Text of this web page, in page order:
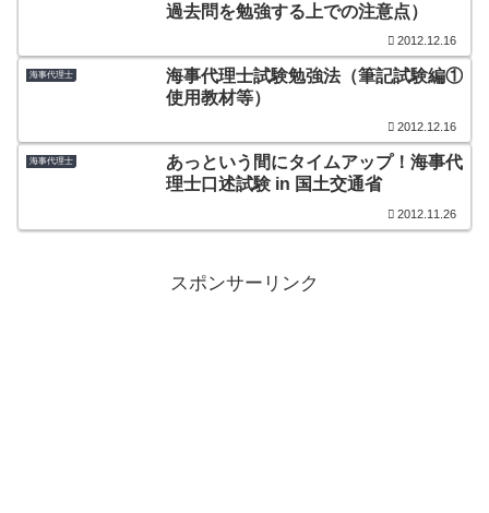
過去問を勉強する上での注意点）
2012.12.16
海事代理士
海事代理士試験勉強法（筆記試験編①
使用教材等）
2012.12.16
海事代理士
あっという間にタイムアップ！海事代
理士口述試験 in 国土交通省
2012.11.26
スポンサーリンク